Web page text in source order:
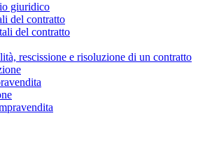
giuridico
del contratto
del contratto
rescissione e risoluzione di un contratto